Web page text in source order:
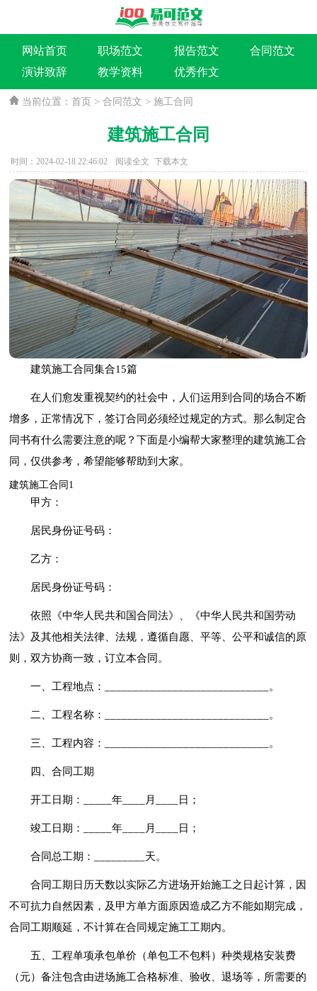
网站首页 职场范文 报告范文
合同范文
演讲致辞
教学资料 优秀作文
当前位置：首页 >合同范文 >施工合同
建筑施工合同
时间：2024-02-18 22:46:02 阅读全文 下载本文
建筑施工合同集合15篇
在人们愈发重视契约的社会中，人们运用到合同的场合不断
增多，正常情况下，签订合同必须经过规定的方式。那么制定合
同书有什么需要注意的呢？下面是小编帮大家整理的建筑施工合
同，仅供参考，希望能够帮助到大家。
建筑施工合同1
甲方：
居民身份证号码：
乙方：
居民身份证号码：
依照《中华人民共和国合同法》、《中华人民共和国劳动
法》及其他相关法律、法规，遵循自愿、平等、公平和诚信的原
则，双方协商一致，订立本合同。
一、工程地点：_____________________________。
二、工程名称：_____________________________。
三、工程内容：_____________________________。
四、合同工期
开工日期：_____年____月____日；
竣工日期：_____年____月____日；
合同总工期：_________天。
合同工期日历天数以实际乙方进场开始施工之日起计算，因
不可抗力自然因素，及甲方单方面原因造成乙方不能如期完成，
合同工期顺延，不计算在合同规定施工工期内。
五、工程单项承包单价（单包工不包料）种类规格安装费
（元）备注包含由进场施工合格标准、验收、退场等，所需要的